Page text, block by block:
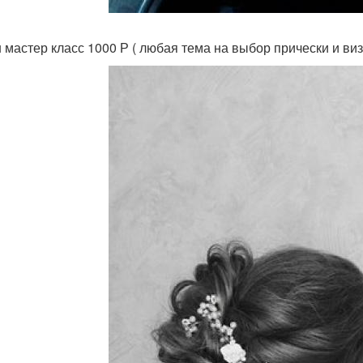
класс 1000 Р ( любая тема на выбор прически и